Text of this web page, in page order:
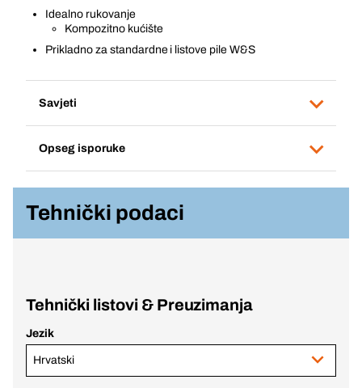
Idealno rukovanje
Kompozitno kućište
Prikladno za standardne i listove pile W&S
Savjeti
Opseg isporuke
Tehnički podaci
Tehnički listovi & Preuzimanja
Jezik
Hrvatski